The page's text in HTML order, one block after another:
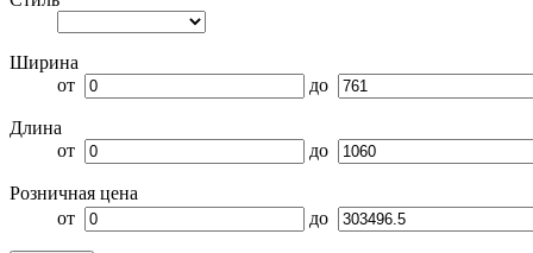
Ширина
от
до
Длина
от
до
Розничная цена
от
до